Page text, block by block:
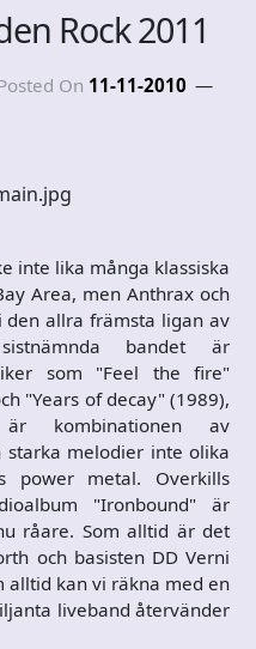
Rock 2011
On 11-11-2010
inte lika många klassiska
Area, men Anthrax och
allra främsta ligan av
bandet är
som "Feel the fire"
"Years of decay" (1989),
kombinationen av
starka melodier inte olika
metal. Overkills
"Ironbound" är
råare. Som alltid är det
och basisten DD Verni
alltid kan vi räkna med en
liveband återvänder